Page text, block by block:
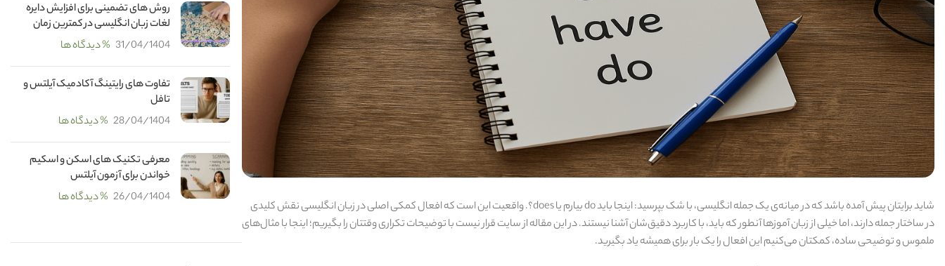
شاید برایتان پیش آمده باشد که در میانه‌ی یک جمله‌ انگلیسی، با شک بپرسید: اینجا باید do بیارم یا does؟. واقعیت این است که افعال کمکی اصلی در زبان انگلیسی نقش کلیدی
در ساختار جمله دارند، اما خیلی از زبان‌ آموزها آنطور که باید، با کاربرد دقیق‌شان آشنا نیستند. در این مقاله از سایت قرار نیست با توضیحات تکراری وقتتان را بگیریم؛ اینجا با مثال‌های
ملموس و توضیحی ساده، کمکتان می‌کنیم این افعال را یک‌ بار برای همیشه یاد بگیرید.
روش های تضمینی برای افزایش دایره
لغات زبان انگلیسی در کمترین زمان
31/04/1404 % دیدگاه ها
تفاوت های رایتینگ آکادمیک آیلتس و
تافل
28/04/1404 % دیدگاه ها
معرفی تکنیک های اسکن و اسکیم
خواندن برای آزمون آیلتس
26/04/1404 % دیدگاه ها